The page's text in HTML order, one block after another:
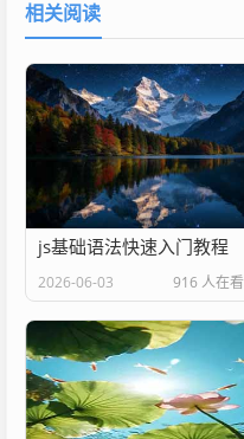
相关阅读
js基础语法快速入门教程
2026-06-03 916 人在看